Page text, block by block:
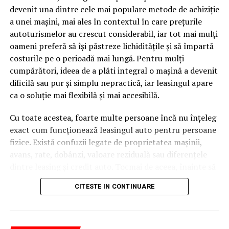
caută.
Apoi vine partea de comportament. O pagină pe care
vizitatorii stau zece, cincisprezece minute ca să
urmărească replay-ul trimite un semnal greu de ignorat.
Google nu îți măsoară direct satisfacția, însă timpul
petrecut, scrollul și revenirile spun ceva despre cât de
util e materialul.
Și mai e ceva ce se uită ușor. Un webinar reușit atrage
linkuri aproape de la sine. Cineva îl menționează într-un
newsletter, altcineva îl citează într-un articol, un
partener îl trimite în comunitatea lui. Fiecare astfel de
tău, iar autoritatea e moneda forte în SEO.
fiecare dată. Dintr-o singură sesiune scoți un articol
lung, cinci sau șase clipuri scurte pentru social, o pagină
devenit una dintre cele mai populare metode de achiziție
a unei mașini, mai ales în contextul în care prețurile
autoturismelor au crescut considerabil, iar tot mai mulți
oameni preferă să își păstreze lichiditățile și să împartă
costurile pe o perioadă mai lungă. Pentru mulți
cumpărători, ideea de a plăti integral o mașină a devenit
dificilă sau pur și simplu nepractică, iar leasingul apare
ca o soluție mai flexibilă și mai accesibilă.
Cu toate acestea, foarte multe persoane încă nu înțeleg
exact cum funcționează leasingul auto pentru persoane
fizice. Există confuzii legate de proprietatea mașinii,
avans, rate, dobânzi, valoare reziduală sau diferențele
semnezi orice contract, este important să înțelegi clar
mecanismul acestui tip de finanțare și să știi la ce să fii
Leasingul autonu înseamnă doar „o mașină în rate”. Este
CITESTE IN CONTINUARE